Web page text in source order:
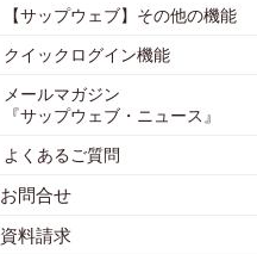
【サップウェブ】その他の機能
クイックログイン機能
メールマガジン
『サップウェブ・ニュース』
よくあるご質問
お問合せ
資料請求